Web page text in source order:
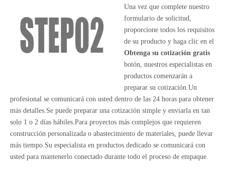
Una vez que complete nuestro
formulario de solicitud,
proporcione todos los requisitos
de su producto y haga clic en el
Obtenga su cotización gratis
botón, nuestros especialistas en
productos comenzarán a
preparar su cotización.Un
profesional se comunicará con usted dentro de las 24 horas para obtener
más detalles.Se puede preparar una cotización simple y enviarla en tan
solo 1 o 2 días hábiles.Para proyectos más complejos que requieren
construcción personalizada o abastecimiento de materiales, puede llevar
más tiempo.Su especialista en productos dedicado se comunicará con
usted para mantenerlo conectado durante todo el proceso de empaque.